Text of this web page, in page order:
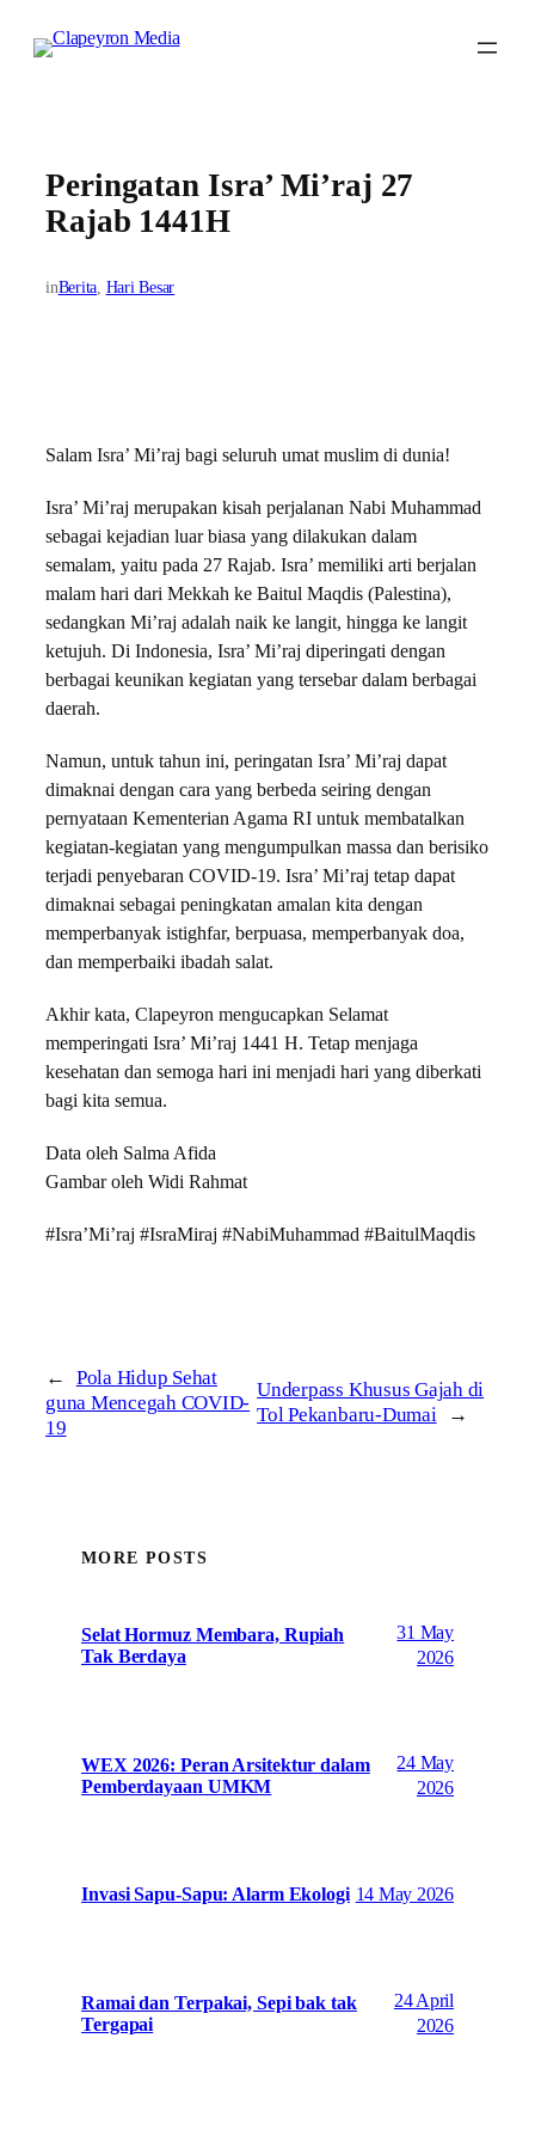
Peringatan Isra’ Mi’raj 27
Rajab 1441H
inBerita, Hari Besar
Salam Isra’ Mi’raj bagi seluruh umat muslim di dunia!
Isra’ Mi’raj merupakan kisah perjalanan Nabi Muhammad
sebagai kejadian luar biasa yang dilakukan dalam
semalam, yaitu pada 27 Rajab. Isra’ memiliki arti berjalan
malam hari dari Mekkah ke Baitul Maqdis (Palestina),
sedangkan Mi’raj adalah naik ke langit, hingga ke langit
ketujuh. Di Indonesia, Isra’ Mi’raj diperingati dengan
berbagai keunikan kegiatan yang tersebar dalam berbagai
daerah.
Namun, untuk tahun ini, peringatan Isra’ Mi’raj dapat
dimaknai dengan cara yang berbeda seiring dengan
pernyataan Kementerian Agama RI untuk membatalkan
kegiatan-kegiatan yang mengumpulkan massa dan berisiko
terjadi penyebaran COVID-19. Isra’ Mi’raj tetap dapat
dimaknai sebagai peningkatan amalan kita dengan
memperbanyak istighfar, berpuasa, memperbanyak doa,
dan memperbaiki ibadah salat.
Akhir kata, Clapeyron mengucapkan Selamat
memperingati Isra’ Mi’raj 1441 H. Tetap menjaga
kesehatan dan semoga hari ini menjadi hari yang diberkati
bagi kita semua.
Data oleh Salma Afida
Gambar oleh Widi Rahmat
#Isra’Mi’raj #IsraMiraj #NabiMuhammad #BaitulMaqdis
←
Pola Hidup Sehat
guna Mencegah COVID-
19
Underpass Khusus Gajah di
Tol Pekanbaru-Dumai
→
MORE POSTS
Selat Hormuz Membara, Rupiah
Tak Berdaya
31 May
2026
WEX 2026: Peran Arsitektur dalam
Pemberdayaan UMKM
24 May
2026
Invasi Sapu-Sapu: Alarm Ekologi 14 May 2026
Ramai dan Terpakai, Sepi bak tak
Tergapai
24 April
2026